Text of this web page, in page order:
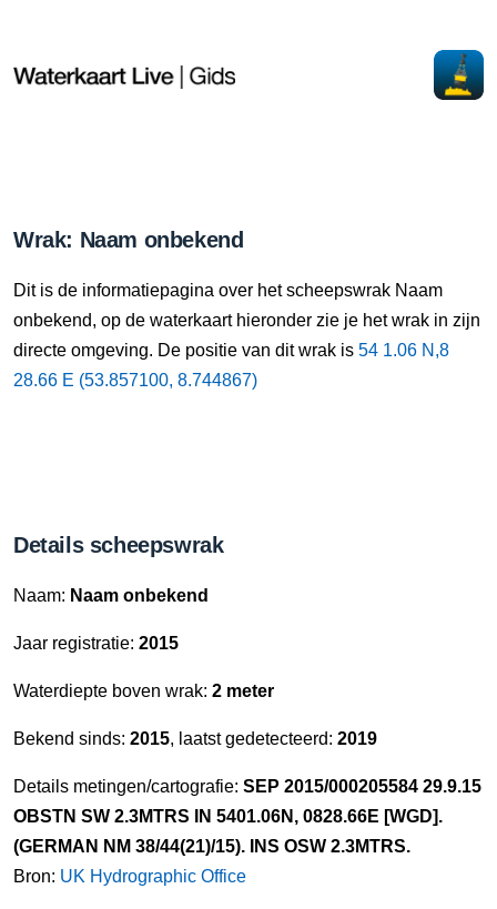
Wrak: Naam onbekend
Dit is de informatiepagina over het scheepswrak Naam
onbekend, op de waterkaart hieronder zie je het wrak in zijn
directe omgeving. De positie van dit wrak is 54 1.06 N,8
28.66 E (53.857100, 8.744867)
Details scheepswrak
Naam: Naam onbekend
Jaar registratie: 2015
Waterdiepte boven wrak: 2 meter
Bekend sinds: 2015, laatst gedetecteerd: 2019
Details metingen/cartografie: SEP 2015/000205584 29.9.15
OBSTN SW 2.3MTRS IN 5401.06N, 0828.66E [WGD].
(GERMAN NM 38/44(21)/15). INS OSW 2.3MTRS.
Bron: UK Hydrographic Office